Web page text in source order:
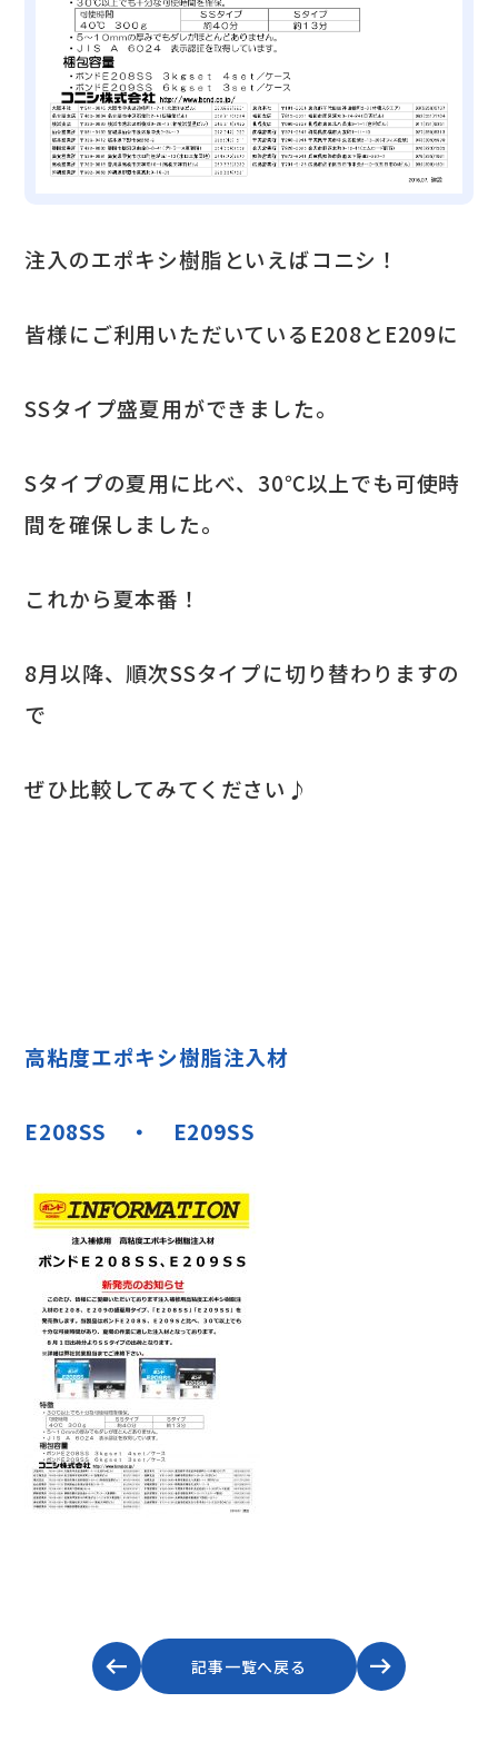
注入のエポキシ樹脂といえばコニシ！
皆様にご利用いただいているE208とE209に
SSタイプ盛夏用ができました。
Sタイプの夏用に比べ、30℃以上でも可使時
間を確保しました。
これから夏本番！
8月以降、順次SSタイプに切り替わりますの
で
ぜひ比較してみてください♪
高粘度エポキシ樹脂注入材
E208SS ・ E209SS
記事一覧へ戻る